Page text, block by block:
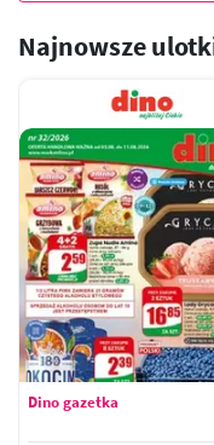
Najnowsze
Dino gazetka